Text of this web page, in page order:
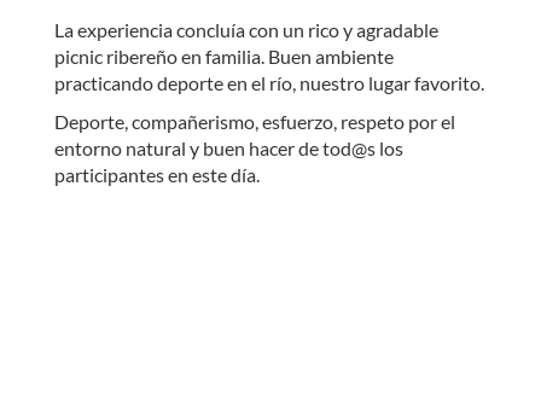
La experiencia concluía con un rico y agradable
picnic ribereño en familia. Buen ambiente
practicando deporte en el río, nuestro lugar favorito.
Deporte, compañerismo, esfuerzo, respeto por el
entorno natural y buen hacer de tod@s los
participantes en este día.